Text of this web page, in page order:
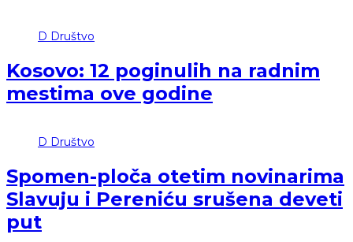
D Društvo
Kosovo: 12 poginulih na radnim
mestima ove godine
D Društvo
Spomen-ploča otetim novinarima
Slavuju i Pereniću srušena deveti
put